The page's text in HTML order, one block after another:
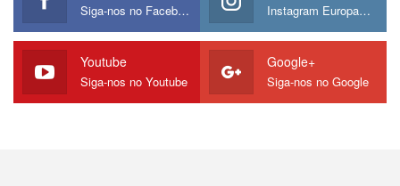
Siga-nos no Facebook Instagram Europamos
Youtube
Siga-nos no Youtube
Google+
Siga-nos no Google